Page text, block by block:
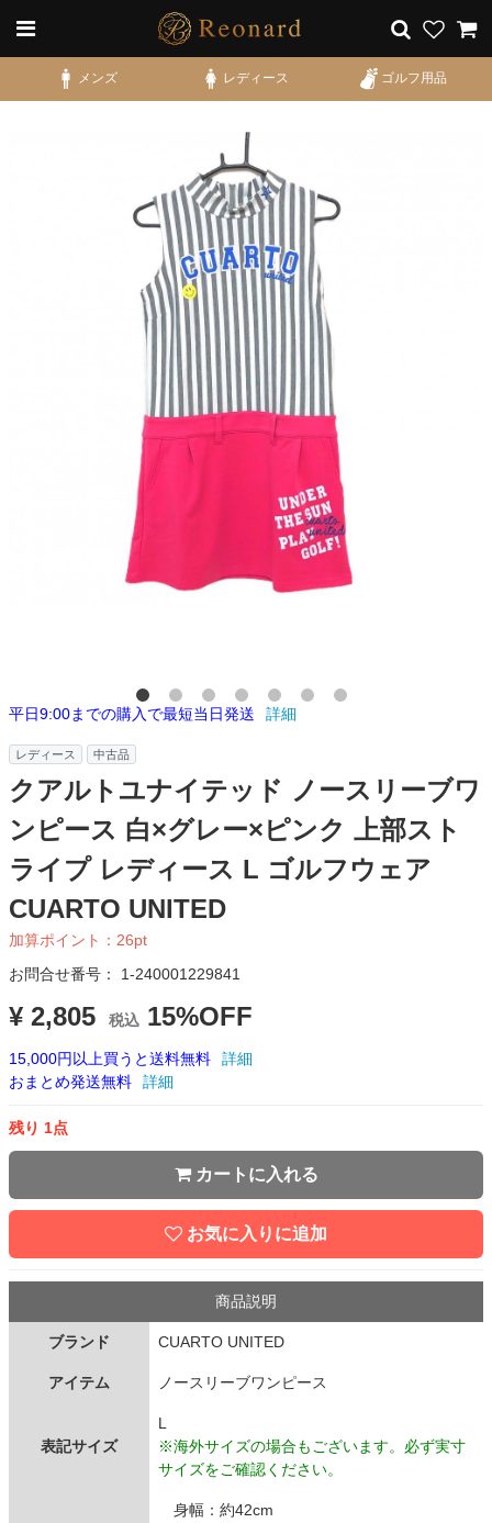
メンズ レディース ゴルフ用品
平日9:00までの購入で最短当日発送 詳細
レディース 中古品
クアルトユナイテッド ノースリーブワ
ンピース 白×グレー×ピンク 上部スト
ライプ レディース L ゴルフウェア
CUARTO UNITED
加算ポイント： 26pt
お問合せ番号： 1-240001229841
¥ 2,805 税込 15%OFF
15,000円以上買うと送料無料
詳細
おまとめ発送無料
詳細
残り 1点
カートに入れる
お気に入りに追加
商品説明
ブランド CUARTO UNITED
アイテム ノースリーブワンピース
表記サイズ
L
※海外サイズの場合もございます。必ず実寸
サイズをご確認ください。
身幅：約42cm